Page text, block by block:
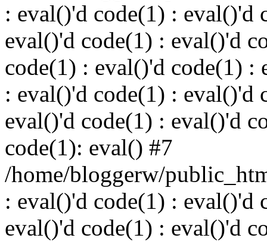
: eval()'d code(1) : eval()'d
eval()'d code(1) : eval()'d
code(1) : eval()'d code(1) :
: eval()'d code(1) : eval()'d
eval()'d code(1) : eval()'d
code(1): eval() #7
/home/bloggerw/
: eval()'d code(1) : eval()'d
eval()'d code(1) : eval()'d